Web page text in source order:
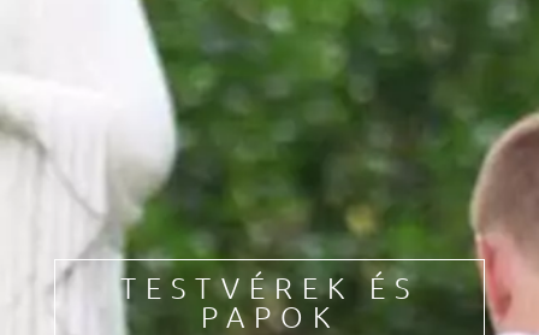
HU
EN
IT
PT
TESTVÉREK ÉS
PAPOK